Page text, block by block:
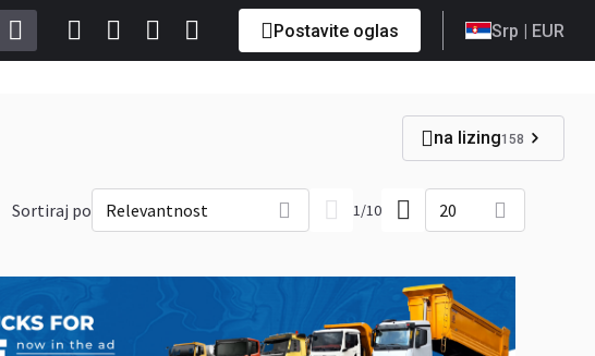
Postavite oglas Srp | EUR
na lizing158
Sortiraj po Relevantnost 1/10 20